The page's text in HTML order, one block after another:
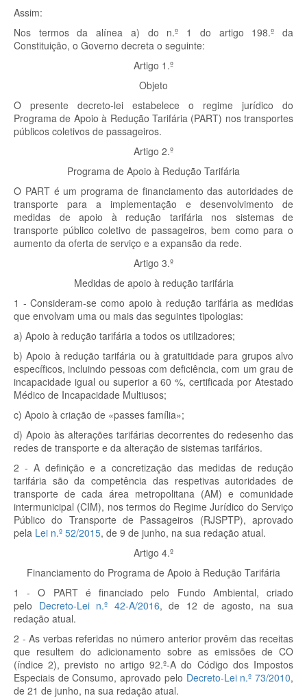
Assim:
Nos termos da alínea a) do n.º 1 do artigo 198.º da
Constituição, o Governo decreta o seguinte:
Artigo 1.º
Objeto
O presente decreto-lei estabelece o regime jurídico do
Programa de Apoio à Redução Tarifária (PART) nos transportes
públicos coletivos de passageiros.
Artigo 2.º
Programa de Apoio à Redução Tarifária
O PART é um programa de financiamento das autoridades de
transporte para a implementação e desenvolvimento de
medidas de apoio à redução tarifária nos sistemas de
transporte público coletivo de passageiros, bem como para o
aumento da oferta de serviço e a expansão da rede.
Artigo 3.º
Medidas de apoio à redução tarifária
1 - Consideram-se como apoio à redução tarifária as medidas
que envolvam uma ou mais das seguintes tipologias:
a) Apoio à redução tarifária a todos os utilizadores;
b) Apoio à redução tarifária ou à gratuitidade para grupos alvo
específicos, incluindo pessoas com deficiência, com um grau de
incapacidade igual ou superior a 60 %, certificada por Atestado
Médico de Incapacidade Multiusos;
c) Apoio à criação de «passes família»;
d) Apoio às alterações tarifárias decorrentes do redesenho das
redes de transporte e da alteração de sistemas tarifários.
2 - A definição e a concretização das medidas de redução
tarifária são da competência das respetivas autoridades de
transporte de cada área metropolitana (AM) e comunidade
intermunicipal (CIM), nos termos do Regime Jurídico do Serviço
Público do Transporte de Passageiros (RJSPTP), aprovado
pela Lei n.º 52/2015, de 9 de junho, na sua redação atual.
Artigo 4.º
Financiamento do Programa de Apoio à Redução Tarifária
1 - O PART é financiado pelo Fundo Ambiental, criado
pelo Decreto-Lei n.º 42-A/2016, de 12 de agosto, na sua
redação atual.
2 - As verbas referidas no número anterior provêm das receitas
que resultem do adicionamento sobre as emissões de CO
(índice 2), previsto no artigo 92.º-A do Código dos Impostos
Especiais de Consumo, aprovado pelo Decreto-Lei n.º 73/2010,
de 21 de junho, na sua redação atual.